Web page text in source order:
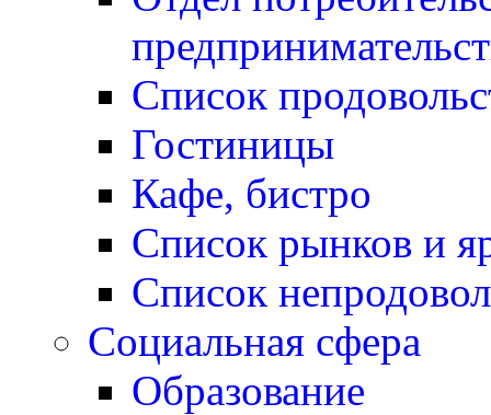
Список
Гостиницы
Кафе, бистро
Cписок рынков и
Список
Социальная сфера
Образование